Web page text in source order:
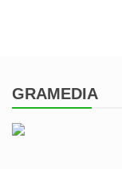
GRAMEDIA